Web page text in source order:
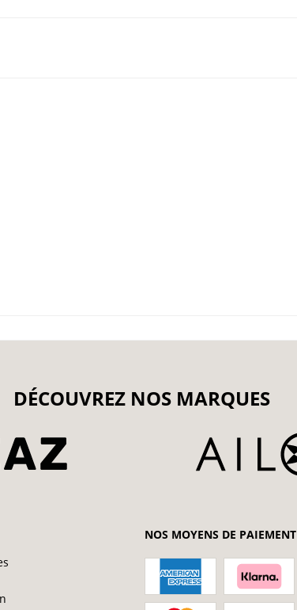
DÉCOUVREZ NOS MARQUES
NOS MOYENS DE PAIEMENT